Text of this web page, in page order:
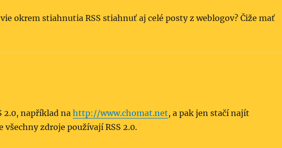
okrem stiahnutia RSS stiahnuť aj celé posty z weblogov? Čiže mať
2.0, například nahttp://www.chomat.net, a pak jen stačí najít
všechny zdroje používají RSS 2.0.